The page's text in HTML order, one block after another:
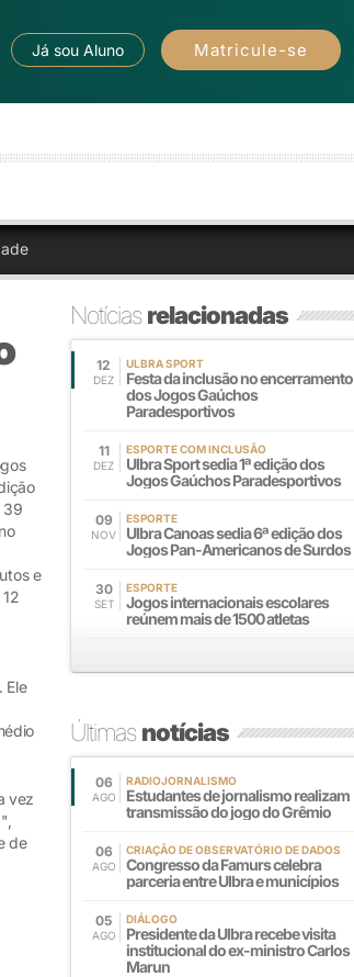
Já sou Aluno Matricule-se
39
e
Ele
vez
de
Notíciasrelacionadas
12
DEZ
ULBRA SPORT
Festa da inclusão no encerramento
dos Jogos Gaúchos
Paradesportivos
11
DEZ
ESPORTE COM INCLUSÃO
Ulbra Sport sedia 1ª edição dos
Jogos Gaúchos Paradesportivos
09
NOV
ESPORTE
Ulbra Canoas sedia 6ª edição dos
Jogos Pan-Americanos de Surdos
30
SET
ESPORTE
Jogos internacionais escolares
reúnem mais de 1500 atletas
Últimasnotícias
06
AGO
RADIOJORNALISMO
Estudantes de jornalismo realizam
transmissão do jogo do Grêmio
06
AGO
CRIAÇÃO DE OBSERVATÓRIO DE DADOS
Congresso da Famurs celebra
parceria entre Ulbra e municípios
05
AGO
DIÁLOGO
Presidente da Ulbra recebe visita
institucional do ex-ministro Carlos
Marun